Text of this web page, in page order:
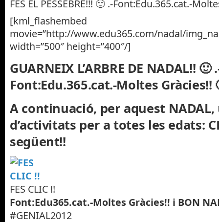
FES EL PESSEBRE!!! 🙂 .-Font:Edu.365.cat.-
[kml_flashembed
movie=”http://www.edu365.com/nadal/
width=”500″ height=”400″/]
GUARNEIX L’ARBRE DE NADAL!! 🙂
Font:Edu.365.cat.-Moltes Gràcies!!
A continuació, per aquest
d’activitats per a totes les edats:
següent!!
FES CLIC !!
Font:Edu365.cat.-Moltes Gràcies!! i BON
#GENIAL2012